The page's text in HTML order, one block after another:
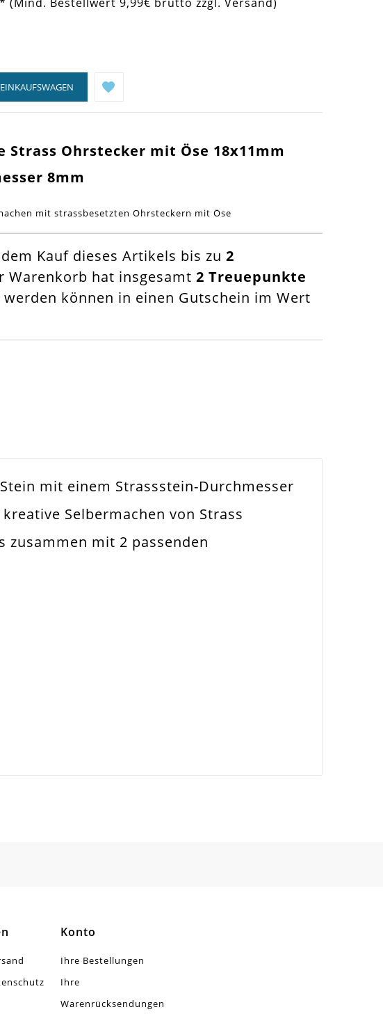
Strass Ohrstecker mit Öse 18x11mm
8mm
mit strassbesetzten Ohrsteckern mit Öse
Kauf dieses Artikels bis zu 2
Warenkorb hat insgesamt 2 Treuepunkte
können in einen Gutschein im Wert
mit einem Strassstein-Durchmesser
Selbermachen von Strass
zusammen mit 2 passenden
Konto
Ihre Bestellungen
Ihre
Warenrücksendungen